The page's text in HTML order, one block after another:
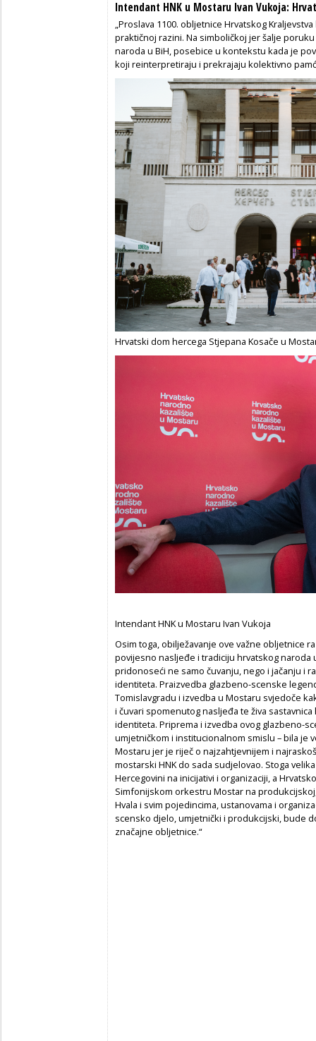
Intendant HNK u Mostaru Ivan Vukoja:
„Proslava 1100. obljetnice Hrvatskog
praktičnoj razini. Na simboličkoj jer šalje
naroda u BiH, posebice u kontekstu kada je
koji reinterpretiraju i prekrajaju kolektivno
Hrvatski dom hercega Stjepana Kosače u
Intendant HNK u Mostaru Ivan Vukoja
Osim toga, obilježavanje ove važne obljetnice
povijesno nasljeđe i tradiciju hrvatskog
pridonoseći ne samo čuvanju, nego i jačanju i
identiteta. Praizvedba glazbeno-scenske
Tomislavgradu i izvedba u Mostaru svjedoče
i čuvari spomenutog nasljeđa te živa
identiteta. Priprema i izvedba ovog glazbeno-
umjetničkom i institucionalnom smislu – bila je
Mostaru jer je riječ o najzahtjevnijem i
mostarski HNK do sada sudjelovao. Stoga
Hercegovini na inicijativi i organizaciji, a
Simfonijskom orkestru Mostar na
Hvala i svim pojedincima, ustanovama i
scensko djelo, umjetnički i produkcijski, bude
značajne obljetnice.“